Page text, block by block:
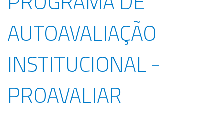
Cursos
TOUR
360º
Fale
Conosco
AUTOAVALIAÇÃO
INSTITUCIONAL -
PROAVALIAR